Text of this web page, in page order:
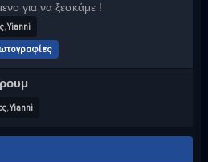
για να ξεσκάμε !
,Yianni
,Yianni